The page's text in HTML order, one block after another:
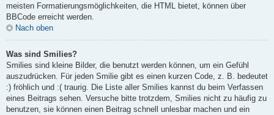
meisten Formatierungsmöglichkeiten, die HTML bietet, können über
BBCode erreicht werden.
Nach oben
Was sind Smilies?
Smilies sind kleine Bilder, die benutzt werden können, um ein Gefühl
auszudrücken. Für jeden Smilie gibt es einen kurzen Code, z. B. bedeutet
:) fröhlich und :( traurig. Die Liste aller Smilies kannst du beim Verfassen
eines Beitrags sehen. Versuche bitte trotzdem, Smilies nicht zu häufig zu
benutzen, sie können einen Beitrag schnell unlesbar machen und ein